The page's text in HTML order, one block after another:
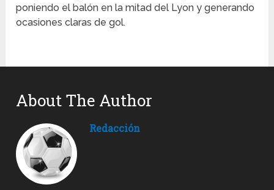
poniendo el balón en la mitad del Lyon y generando
ocasiones claras de gol.
About The Author
Redacción